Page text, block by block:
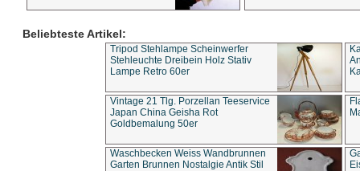
Beliebteste Artikel:
Tripod Stehlampe Scheinwerfer
Stehleuchte Dreibein Holz Stativ
Lampe Retro 60er
Vintage 21 Tlg. Porzellan Teeservice
Japan China Geisha Rot
Goldbemalung 50er
Waschbecken Weiss Wandbrunnen
Garten Brunnen Nostalgie Antik Stil